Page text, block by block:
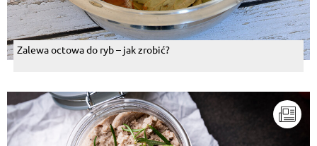
Zalewa octowa do ryb – jak zrobić?